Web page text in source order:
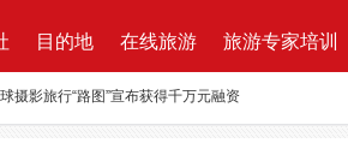
目的地 在线旅游 旅游专家培训
摄影旅行“路图”宣布获得千万元融资